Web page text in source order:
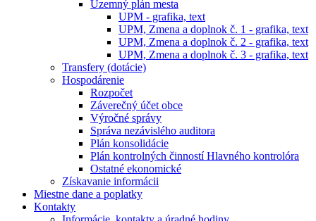
Územný plán mesta
UPM - grafika, text
UPM, Zmena a doplnok č. 1 - grafika, text
UPM, Zmena a doplnok č. 2 - grafika, text
UPM, Zmena a doplnok č. 3 - grafika, text
Transfery (dotácie)
Hospodárenie
Rozpočet
Záverečný účet obce
Výročné správy
Správa nezávislého auditora
Plán konsolidácie
Plán kontrolných činností Hlavného kontrolóra
Ostatné ekonomické
Získavanie informácii
Miestne dane a poplatky
Kontakty